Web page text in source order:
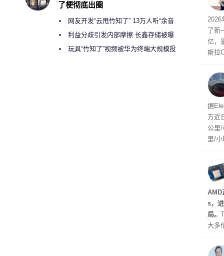
“薅
元。
2026
了新
亿，
斯拉
第
是
据
方近
公里
里/
AMD
s，
局。
大多
流
了梗彻底出圈
网友开发“云甩竹知了” 13万人听“余音
绕梁”利益分歧引发内部摩擦 长鑫存储被曝
曾将华为驻场工程师驱逐出研发基地
玩具“竹知了”视频被华为终端大规模投